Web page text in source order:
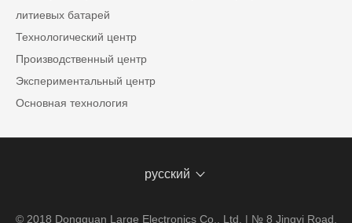
литиевых батарей
Технологический центр
Производственный центр
Экспериментальный центр
Основная технология
русский
© 2018 Dongguan Large Electronics Co., Ltd. | № 8 Jingyi Road,